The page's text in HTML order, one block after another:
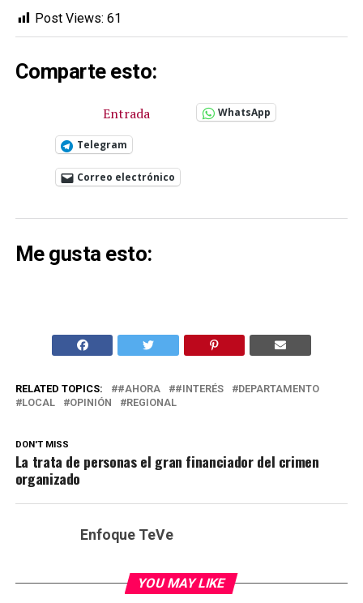
Post Views: 61
Comparte esto:
Entrada WhatsApp
Telegram
Correo electrónico
Me gusta esto:
RELATED TOPICS: #AHORA #INTERÉS
DEPARTAMENTO
LOCAL
OPINIÓN REGIONAL
DON'T MISS
La trata de personas el gran financiador del crimen
organizado
Enfoque TeVe
YOU MAY LIKE